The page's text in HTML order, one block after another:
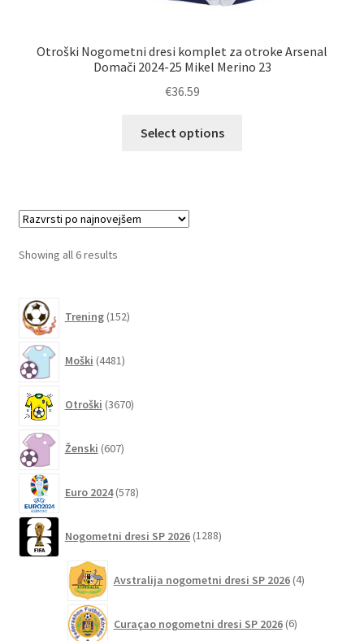
Otroški Nogometni dresi komplet za otroke Arsenal
Domači 2024-25 Mikel Merino 23
€36.59
Select options
Showing all 6 resultsSorted
Trening 152izdelkov
Moški 4481izdelkov
Otroški 3670izdelkov
Ženski 607izdelkov
Euro 2024 578izdelkov
Nogometni dresi SP 2026 1288izdelkov
Avstralija nogometni dresi SP 2026 4izdelki
Curaçao nogometni dresi SP 2026 6izdelkov